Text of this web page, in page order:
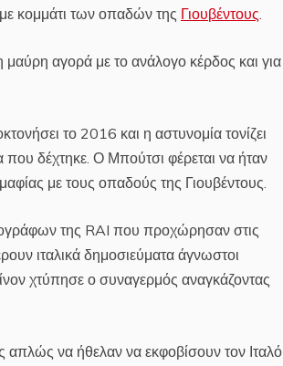
κομμάτι των οπαδών της Γιουβέντους.
αγορά με το ανάλογο κέρδος και για
το 2016 και η αστυνομία τονίζει
δέχτηκε. Ο Μπούτσι φέρεται να ήταν
με τους οπαδούς της Γιουβέντους.
της RAI που προχώρησαν στις
ιταλικά δημοσιεύματα άγνωστοι
χτύπησε ο συναγερμός αναγκάζοντας
απλώς να ήθελαν να εκφοβίσουν τον Ιταλό